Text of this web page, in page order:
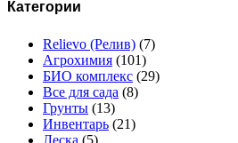
Категории
Relievo (Релив) (7)
Агрохимия (101)
БИО комплекс (29)
Все для сада (8)
Грунты (13)
Инвентарь (21)
Леска (5)